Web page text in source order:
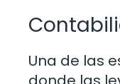
Una de las